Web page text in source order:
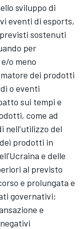
sviluppo di
eventi di esports,
sostenuti
per
o meno
dei prodotti
o eventi
sui tempi e
come ad
nell'utilizzo del
prodotti in
e delle
al previsto
e prolungata e
governativi;
e